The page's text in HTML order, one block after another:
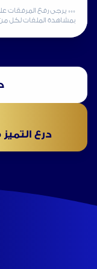
بمشاهدة الملفات لكل من
درع